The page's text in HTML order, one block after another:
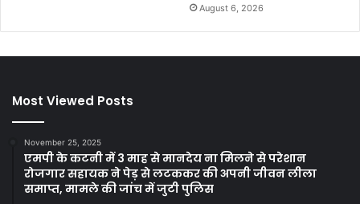
August 6, 2026
Most Viewed Posts
November 25, 2025
एमपी के कटनी में 3 माह से मानदेय ना मिलने से परेशान
रोजगार सहायक ने पेड़ से लटककर की अपनी जीवन लीला
समाप्त, मामले की जांच में जुटी पुलिस